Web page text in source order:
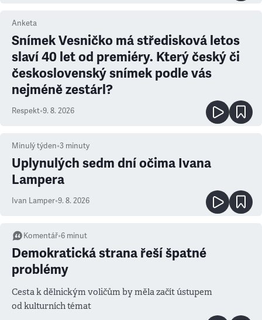
Anketa
Snímek Vesničko má středisková letos
slaví 40 let od premiéry. Který český či
československý snímek podle vás
nejméně zestárl?
Respekt•9. 8. 2026
Minulý týden•3 minuty
Uplynulých sedm dní očima Ivana
Lampera
Ivan Lamper•9. 8. 2026
Komentář•6 minut
Demokratická strana řeší špatné
problémy
Cesta k dělnickým voličům by měla začít ústupem
od kulturních témat